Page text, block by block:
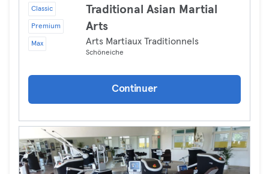
Classic
Premium
Max
Traditional Asian Martial
Arts
Arts Martiaux Traditionnels
Schöneiche
Continuer